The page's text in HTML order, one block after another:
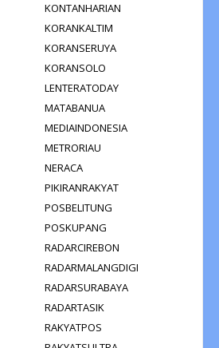
KONTANHARIAN
KORANKALTIM
KORANSERUYA
KORANSOLO
LENTERATODAY
MATABANUA
MEDIAINDONESIA
METRORIAU
NERACA
PIKIRANRAKYAT
POSBELITUNG
POSKUPANG
RADARCIREBON
RADARMALANGDIGI
RADARSURABAYA
RADARTASIK
RAKYATPOS